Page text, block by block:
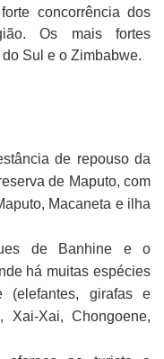
concorrência dos
Os mais fortes
Sul e o Zimbabwe.
de repouso da
de Maputo, com
Macaneta e ilha
de Banhine e o
há muitas espécies
(elefantes, girafas e
Xai, Chongoene,